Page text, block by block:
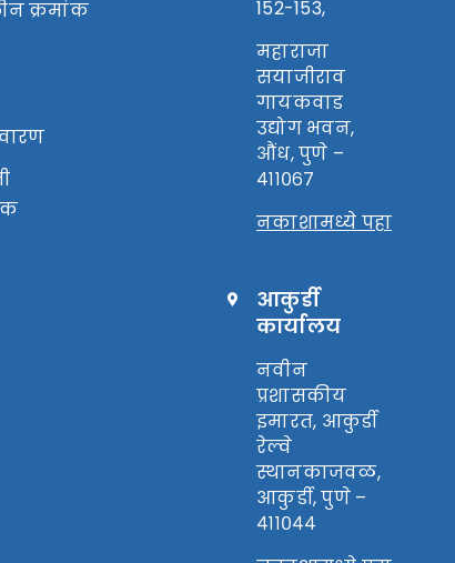
क्रमांक
152-153,
महाराजा
सयाजीराव
गायकवाड
उद्योग भवन,
औंध, पुणे –
४११०६७
नकाशामध्ये पहा
आकुर्डी
कार्यालय
नवीन
प्रशासकीय
इमारत, आकुर्डी
रेल्वे
स्थानकाजवळ,
आकुर्डी, पुणे –
४११०४४